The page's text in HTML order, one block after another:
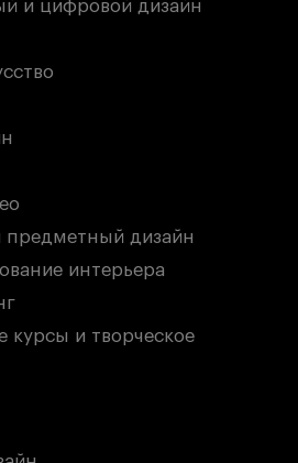
и цифровой дизайн
дизайн
интерьера
курсы и творческое